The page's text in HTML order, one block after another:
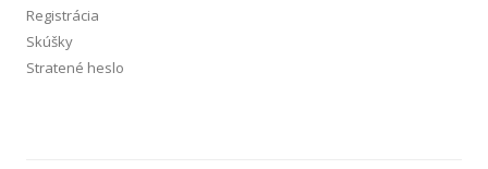
Registrácia
Skúšky
Stratené heslo